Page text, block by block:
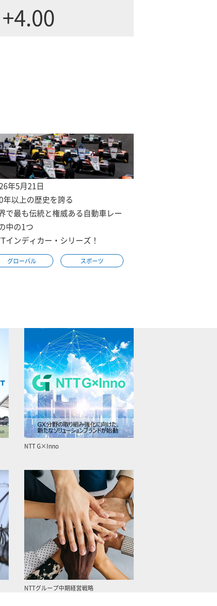
+4.00
年5月21日
年以上の歴史を誇る
で最も伝統と権威ある自動車レー
中の1つ
インディカー・シリーズ！
グローバル スポーツ
NTT G×Inno
NTTグループ中期経営戦略